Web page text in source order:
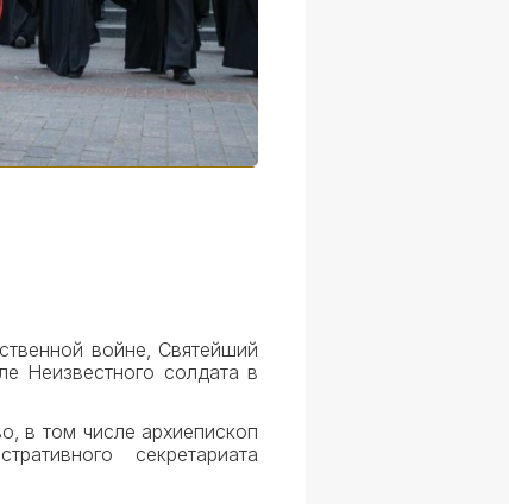
войне, Святейший
Неизвестного солдата в
в том числе архиепископ
секретариата